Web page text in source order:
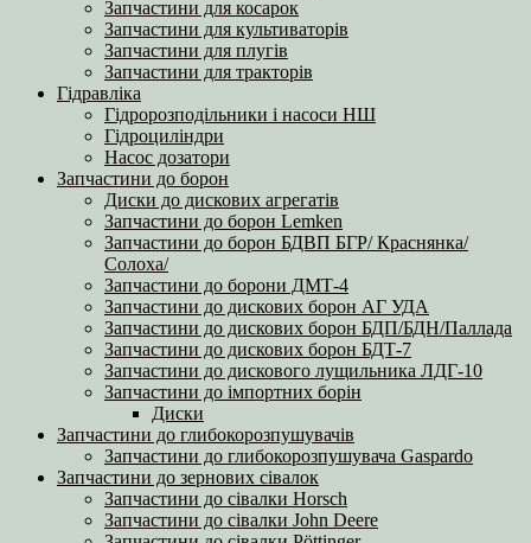
Запчастини для косарок
Запчастини для культиваторів
Запчастини для плугів
Запчастини для тракторів
Гідравліка
Гідророзподільники і насоси НШ
Гідроциліндри
Насос дозатори
Запчастини до борон
Диски до дискових агрегатів
Запчастини до борон Lemken
Запчастини до борон БДВП БГР/ Краснянка/
Солоха/
Запчастини до борони ДМТ-4
Запчастини до дискових борон АГ УДА
Запчастини до дискових борон БДП/БДН/Паллада
Запчастини до дискових борон БДТ-7
Запчастини до дискового лущильника ЛДГ-10
Запчастини до імпортних борін
Диски
Запчастини до глибокорозпушувачів
Запчастини до глибокорозпушувача Gaspardo
Запчастини до зернових сівалок
Запчастини до сівалки Horsch
Запчастини до сівалки John Deere